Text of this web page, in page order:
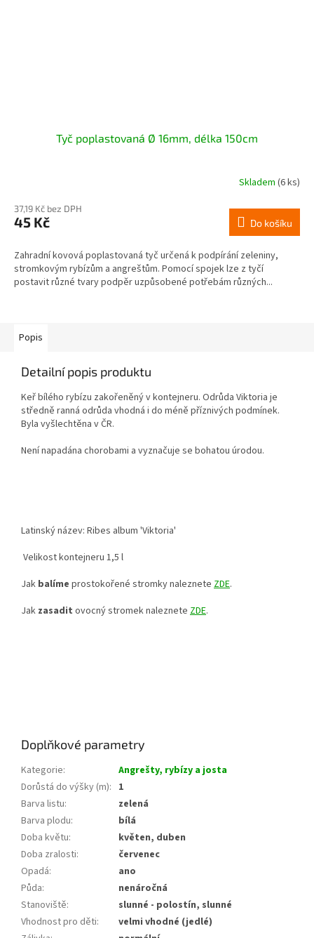
Tyč poplastovaná Ø 16mm, délka 150cm
Skladem (6 ks)
37,19 Kč bez DPH
45 Kč Do košíku
Zahradní kovová poplastovaná tyč určená k podpírání zeleniny,
stromkovým rybízům a angreštům. Pomocí spojek lze z tyčí
postavit různé tvary podpěr uzpůsobené potřebám různých...
Popis
Detailní popis produktu
Keř bílého rybízu zakořeněný v kontejneru. Odrůda Viktoria je
středně ranná odrůda vhodná i do méně příznivých podmínek.
Byla vyšlechtěna v ČR.
Není napadána chorobami a vyznačuje se bohatou úrodou.
Latinský název: Ribes album 'Viktoria'
Velikost kontejneru 1,5 l
Jak balíme prostokořené stromky naleznete ZDE.
Jak zasadit ovocný stromek naleznete ZDE.
Doplňkové parametry
Kategorie:
Angrešty, rybízy a josta
Dorůstá do výšky (m): 1
Barva listu:
zelená
Barva plodu:
bílá
Doba květu:
květen, duben
Doba zralosti:
červenec
Opadá:
ano
Půda:
nenáročná
Stanoviště:
slunné - polostín, slunné
Vhodnost pro děti:
velmi vhodné (jedlé)